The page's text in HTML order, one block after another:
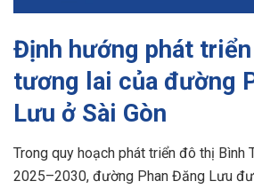
Định hướng phát
tương lai của đường
Lưu ở Sài Gòn
Trong quy hoạch phát triển đô thị Bình
2025–2030, đường Phan Đăng Lưu